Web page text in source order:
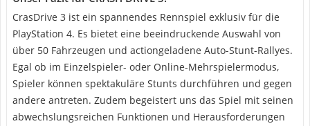
CrasDrive 3 ist ein spannendes Rennspiel exklusiv für die
PlayStation 4. Es bietet eine beeindruckende Auswahl von
über 50 Fahrzeugen und actiongeladene Auto-Stunt-Rallyes.
Egal ob im Einzelspieler- oder Online-Mehrspielermodus,
Spieler können spektakuläre Stunts durchführen und gegen
andere antreten. Zudem begeistert uns das Spiel mit seinen
abwechslungsreichen Funktionen und Herausforderungen